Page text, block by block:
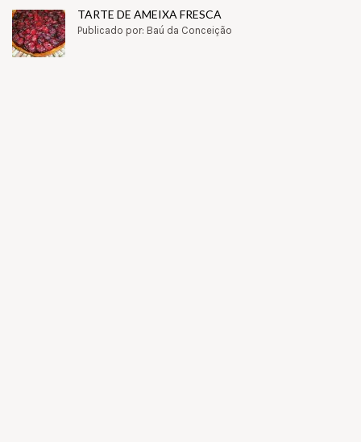
TARTE DE AMEIXA FRESCA
Publicado por: Baú da Conceição